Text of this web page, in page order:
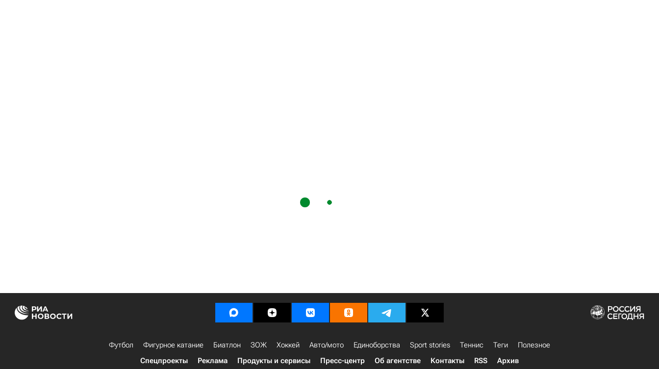
Футбол Фигурное катание Биатлон ЗОЖ Хоккей Авто/мото Единоборства Sport stories Теннис Теги
Полезное
Спецпроекты
Реклама Продукты и сервисы Пресс-центр Об агентстве Контакты RSS Архив